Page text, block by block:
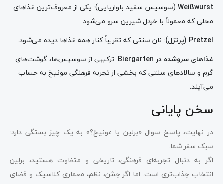
Weißwurst (سوسیس سفید باواریایی): یکی از معروف‌ترین غذاهای
محلی که معمولاً با خردل شیرین سرو می‌شود.
Pretzel (پرتزل)
: نان سنتی که تقریباً کنار همه غذاها دیده می‌شود.
غذاهای سرو‌شده در Biergarten
: ترکیبی از سوسیس‌ها، گوشت‌های
گرم و سالادهای سنتی که بخشی از تجربه فرهنگی مونیخ به حساب
می‌آیند.
سخن پایانی
در نهایت، پاسخ سوال «برلین یا مونیخ؟» به یک چیز بستگی دارد:
سبک سفر شما.
اگر به دنبال تجربه‌ای فرهنگی، تاریخی و متفاوت هستید، برلین
انتخاب جذاب‌تری است. اما اگر جشن، نظم، معماری کلاسیک و فضای